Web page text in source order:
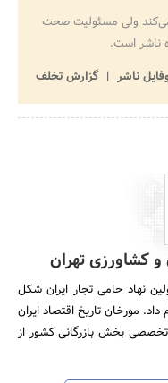
می‌کند ولی مسئولیت صحت
ناشر است.
ناشر
گزارش تخلف
و کشاورزی تهران
اولین نهاد حامی تجار ایران شکل
داد. مورخان تاریخ اقتصاد ایران
تخصصی بخش بازرگانی کشور از